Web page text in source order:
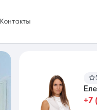
Контакты
+7